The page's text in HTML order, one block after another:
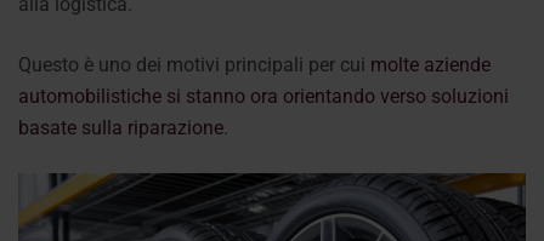
Questo è uno dei motivi principali per cui molte aziende
automobilistiche si stanno ora orientando verso soluzioni
basate sulla riparazione.